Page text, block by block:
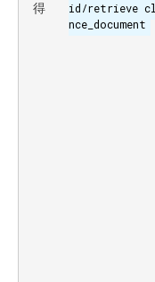
得
id/
nce_document